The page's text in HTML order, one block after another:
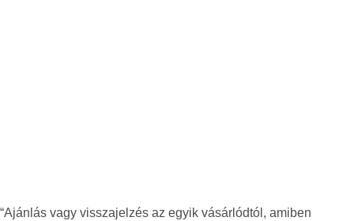
“Ajánlás vagy visszajelzés az egyik vásárlódtól, amiben